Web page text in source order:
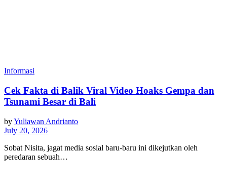
Informasi
Cek Fakta di Balik Viral Video Hoaks Gempa dan
Tsunami Besar di Bali
byYuliawan Andrianto
July 20, 2026
Sobat Nisita, jagat media sosial baru-baru ini dikejutkan oleh
peredaran sebuah…